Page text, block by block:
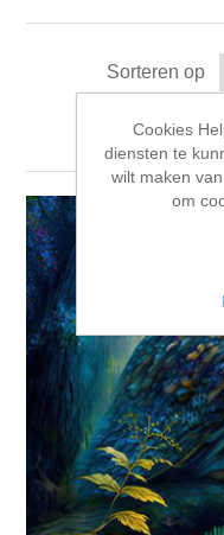
60 bij 40 cm
Gesso - Mediums
Inkleuren
Distress
Ranger
Staedtler
Kaarten 2025
Kaarten 2024
Art Journal 2024
Kaarten 2023
kaarten 2022
Art journal 2022
Kaarten 2021
Sorteren op
Tonen
Cookies
diensten te
wilt maken
om